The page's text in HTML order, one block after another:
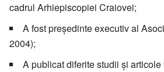
cadrul Arhiepiscopiei Craiovei;
A fost președinte executiv al
2004);
A publicat diferite studii și